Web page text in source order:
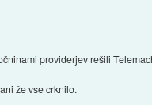
providerjev rešili
že vse crknilo.